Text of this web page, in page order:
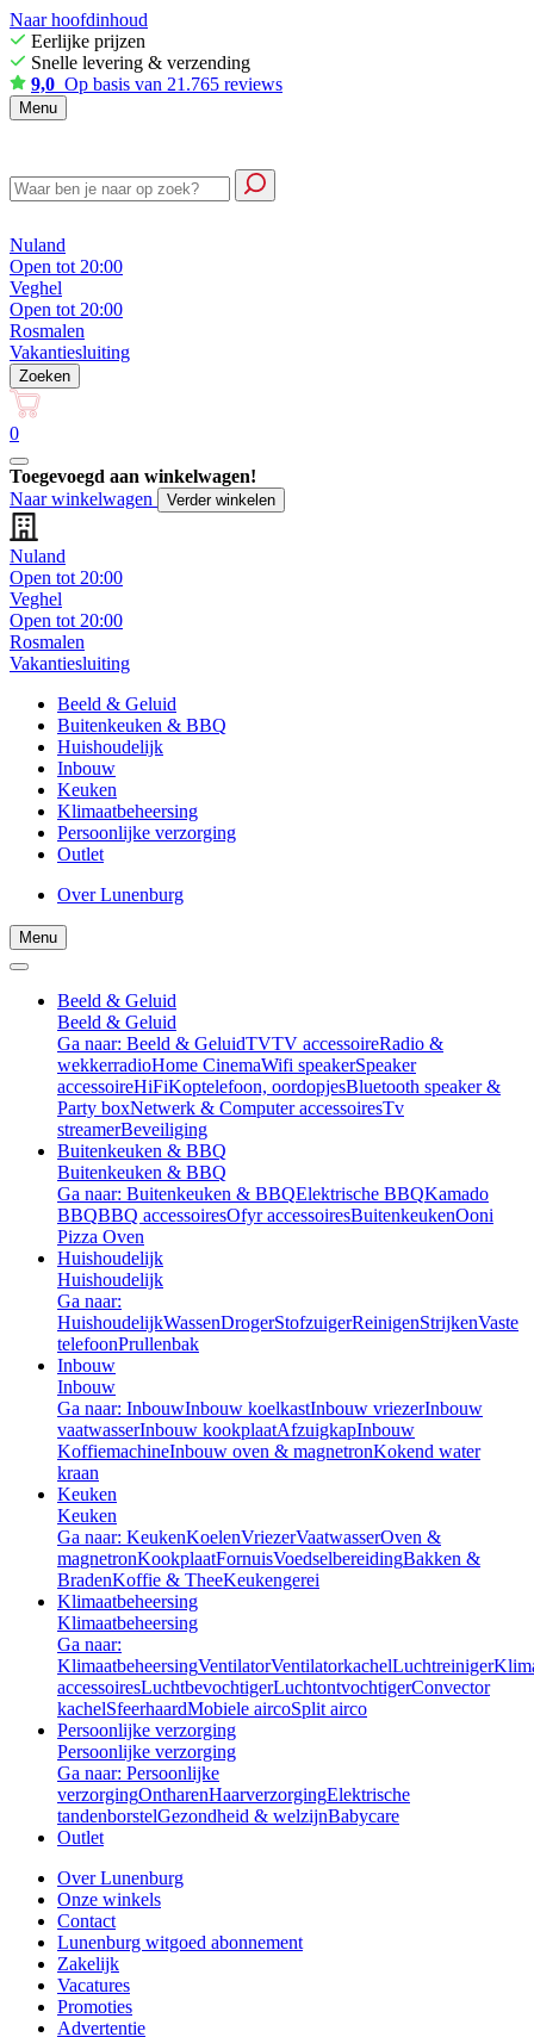
Naar hoofdinhoud
Eerlijke prijzen
Snelle levering & verzending
9,0 Op basis van 21.765 reviews
Menu
Nuland
Open tot 20:00
Veghel
Open tot 20:00
Rosmalen
Vakantiesluiting
Zoeken
0
Toegevoegd aan winkelwagen!
Naar winkelwagen
Verder winkelen
Nuland
Open tot 20:00
Veghel
Open tot 20:00
Rosmalen
Vakantiesluiting
Beeld & Geluid
Buitenkeuken & BBQ
Huishoudelijk
Inbouw
Keuken
Klimaatbeheersing
Persoonlijke verzorging
Outlet
Over Lunenburg
Menu
Beeld & Geluid
Beeld & Geluid
Ga naar: Beeld & GeluidTVTV accessoireRadio &
wekkerradioHome CinemaWifi speakerSpeaker
accessoireHiFiKoptelefoon, oordopjesBluetooth speaker &
Party boxNetwerk & Computer accessoiresTv
streamerBeveiliging
Buitenkeuken & BBQ
Buitenkeuken & BBQ
Ga naar: Buitenkeuken & BBQElektrische BBQKamado
BBQBBQ accessoiresOfyr accessoiresBuitenkeukenOoni
Pizza Oven
Huishoudelijk
Huishoudelijk
Ga naar:
HuishoudelijkWassenDrogerStofzuigerReinigenStrijkenVaste
telefoonPrullenbak
Inbouw
Inbouw
Ga naar: InbouwInbouw koelkastInbouw vriezerInbouw
vaatwasserInbouw kookplaatAfzuigkapInbouw
KoffiemachineInbouw oven & magnetronKokend water
kraan
Keuken
Keuken
Ga naar: KeukenKoelenVriezerVaatwasserOven &
magnetronKookplaatFornuisVoedselbereidingBakken &
BradenKoffie & TheeKeukengerei
Klimaatbeheersing
Klimaatbeheersing
Ga naar:
KlimaatbeheersingVentilatorVentilatorkachelLuchtreiniger
accessoiresLuchtbevochtigerLuchtontvochtigerConvector
kachelSfeerhaardMobiele aircoSplit airco
Persoonlijke verzorging
Persoonlijke verzorging
Ga naar: Persoonlijke
verzorgingOntharenHaarverzorgingElektrische
tandenborstelGezondheid & welzijnBabycare
Outlet
Over Lunenburg
Onze winkels
Contact
Lunenburg witgoed abonnement
Zakelijk
Vacatures
Promoties
Advertentie